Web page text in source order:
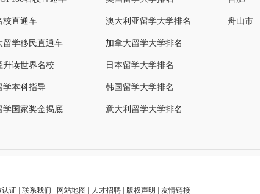
校直通车
留学移民直通车
升读世界名校
学本科指导
学国家奖金揭底
澳大利亚留学大学排名
加拿大留学大学排名
日本留学大学排名
韩国留学大学排名
意大利留学大学排名
舟山市
认证| 联系我们 | 网站地图 | 人才招聘| 版权声明 | 友情链接